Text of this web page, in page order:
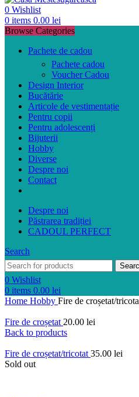
0 Wishlist
0 items 0.00 lei
Browse Categories
Pachete de cadou
Pachete cadou
Voucher Cadou
Design Interior
Bucătărie
Articole de vestimentație
Pentru copii
Pentru adolescenți
Bijuterii
Hobby
Diverse
Despre noi
Contact
Despre noi
Păstrarea tradiției
CADOUL PERFECT
Search
0 Wishlist
0 items 0.00 lei
Home Hobby Fire de croșetat/
Fire de croșetat 20.00 lei
Back to products
Fire de croșetat/tricotat 35.00 lei
Sold out